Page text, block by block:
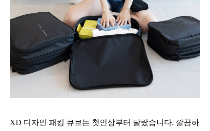
XD 디자인 패킹 큐브는 첫인상부터 달랐습니다. 깔끔하